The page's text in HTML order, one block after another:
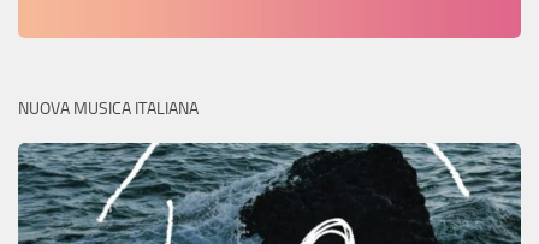
NUOVA MUSICA ITALIANA